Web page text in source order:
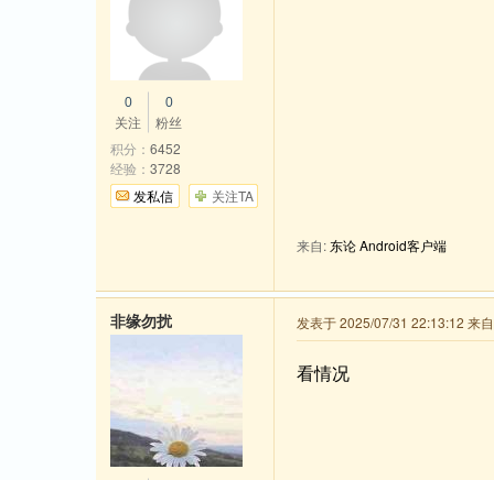
来自:东论 Android客户端
0
关注
0
粉丝
积分： 6452
经验： 3728
发私信
关注TA
发表于 2025/07/31 22:13:12 来
看情况
非缘勿扰